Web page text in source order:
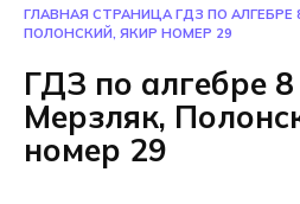
ГЛАВНАЯ СТРАНИЦА ГДЗ ПО АЛГЕБРЕ
ПОЛОНСКИЙ, ЯКИР НОМЕР 29
ГДЗ по алгебре 8
Мерзляк,
номер 29